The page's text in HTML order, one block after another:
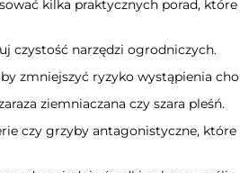
kilka praktycznych porad,
czystość narzędzi ogrodniczych.
zmniejszyć ryzyko wystąpienia
ziemniaczana czy szara pleśń.
czy grzyby antagonistyczne,